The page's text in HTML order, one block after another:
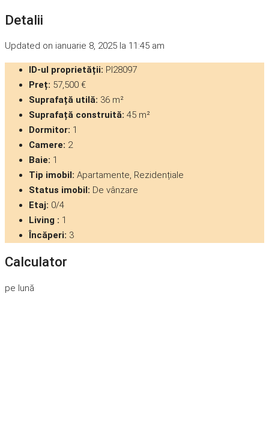
Detalii
Updated on ianuarie 8, 2025 la 11:45 am
ID-ul proprietății: PI28097
Preț: 57,500 €
Suprafață utilă: 36 m²
Suprafață construită: 45 m²
Dormitor: 1
Camere: 2
Baie: 1
Tip imobil: Apartamente, Rezidențiale
Status imobil: De vânzare
Etaj: 0/4
Living : 1
Încăperi: 3
Calculator
pe lună